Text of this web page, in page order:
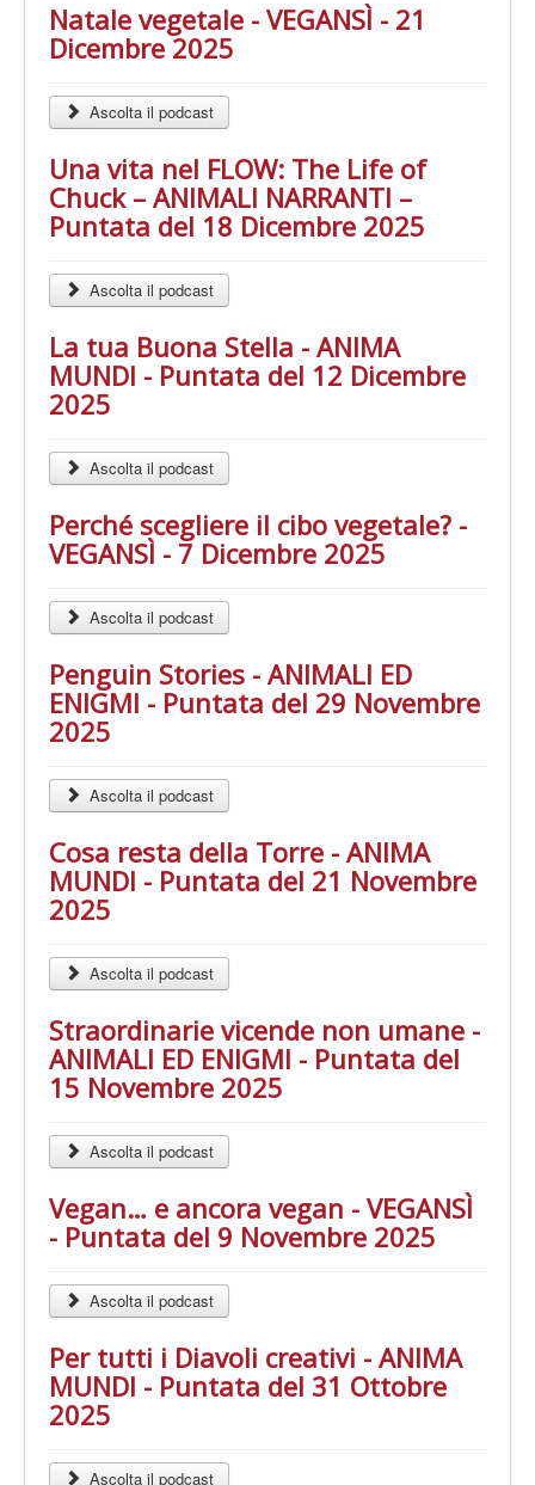
Natale vegetale - VEGANSÌ - 21
Dicembre 2025
Ascolta il podcast
Una vita nel FLOW: The Life of
Chuck – ANIMALI NARRANTI –
Puntata del 18 Dicembre 2025
Ascolta il podcast
La tua Buona Stella - ANIMA
MUNDI - Puntata del 12 Dicembre
2025
Ascolta il podcast
Perché scegliere il cibo vegetale? -
VEGANSÌ - 7 Dicembre 2025
Ascolta il podcast
Penguin Stories - ANIMALI ED
ENIGMI - Puntata del 29 Novembre
2025
Ascolta il podcast
Cosa resta della Torre - ANIMA
MUNDI - Puntata del 21 Novembre
2025
Ascolta il podcast
Straordinarie vicende non umane -
ANIMALI ED ENIGMI - Puntata del
15 Novembre 2025
Ascolta il podcast
Vegan… e ancora vegan - VEGANSÌ
- Puntata del 9 Novembre 2025
Ascolta il podcast
Per tutti i Diavoli creativi - ANIMA
MUNDI - Puntata del 31 Ottobre
2025
Ascolta il podcast